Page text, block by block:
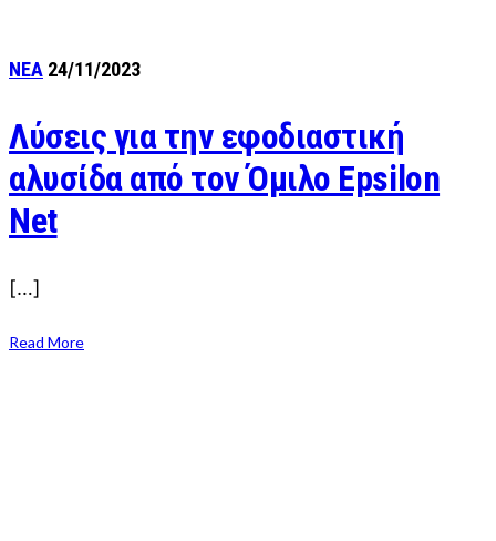
ΝΕΑ 24/11/2023
Λύσεις για την εφοδιαστική
αλυσίδα από τον Όμιλο Epsilon
Net
[…]
Read More